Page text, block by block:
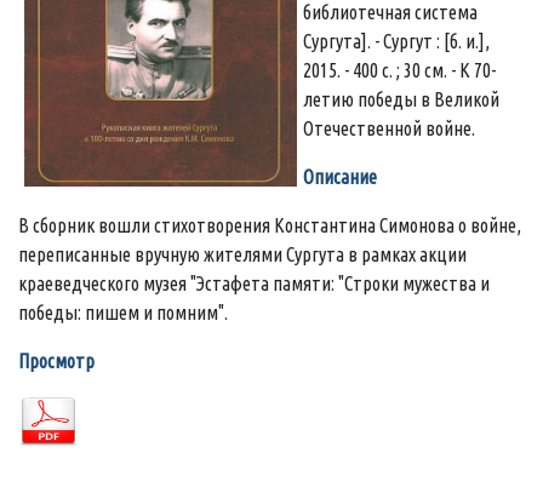
библиотечная система
Сургута]. - Сургут : [б. и.],
2015. - 400 с. ; 30 см. - К 70-
летию победы в Великой
Отечественной войне.
Описание
В сборник вошли стихотворения Константина Симонова о войне,
переписанные вручную жителями Сургута в рамках акции
краеведческого музея "Эстафета памяти: "Строки мужества и
победы: пишем и помним".
Просмотр